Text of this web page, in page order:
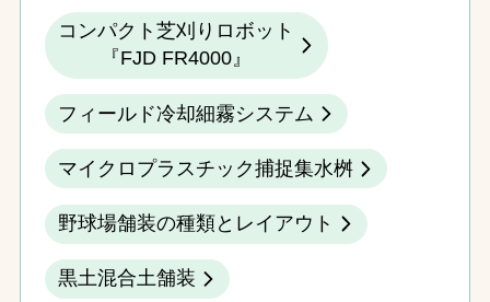
コンパクト芝刈りロボット
『FJD FR4000』
フィールド冷却細霧システム
マイクロプラスチック捕捉集水桝
野球場舗装の種類とレイアウト
黒土混合土舗装